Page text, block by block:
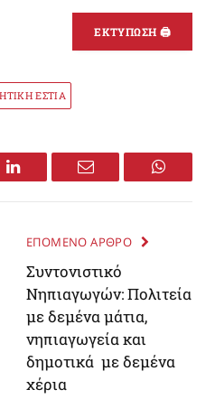
ΕΚΤΥΠΩΣΗ 🖨
ΕΣΤΙΑ
LinkedIn Email
ΕΠΟΜΕΝΟ ΑΡΘΡΟ
Συντονιστικό
Νηπιαγωγών: Πολιτεία
με δεμένα μάτια,
νηπιαγωγεία και
δημοτικά με δεμένα
χέρια